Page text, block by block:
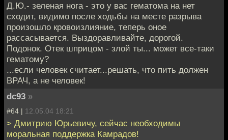
Д.Ю.- зеленая нога - это у вас гематома на нет
сходит, видимо после ходьбы на месте разрыва
произошло кровоизлияние, теперь оное
рассасывается. Выздоравливайте, дорогой.
Подонок. Отек шприцом - злой ты... может все-таки
гематому?
...если человек считает...решать, что пить должен
ВРАЧ, а не человек!
dc93 »
#64 | 12.05.04 18:21
> Дмитрию Юрьевичу, сейчас необходимы
моральная поддержка Камрадов!